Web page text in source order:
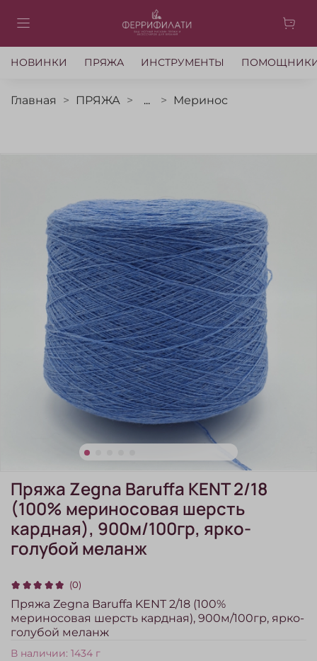
НОВИНКИ ПРЯЖА ИНСТРУМЕНТЫ
Главная ПРЯЖА ... Меринос
(0)
В наличии: 1434 г
Пряжа Zegna Baruffa KENT 2/18
(100% мериносовая шерсть
кардная), 900м/100гр, ярко-
голубой меланж
Пряжа Zegna Baruffa KENT 2/18 (100%
мериносовая шерсть кардная), 900м/100гр, ярко-
голубой меланж